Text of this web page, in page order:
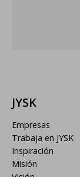
JYSK
Empresas
Trabaja en JYSK
Inspiración
Misión